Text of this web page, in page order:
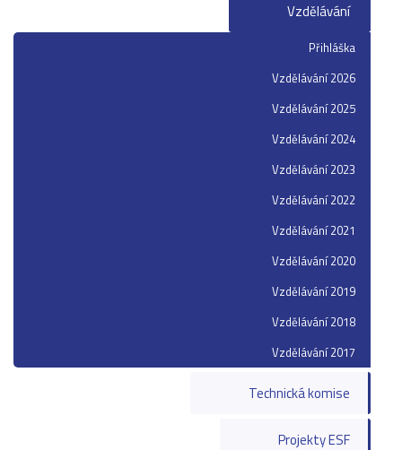
Vzdělávání
Přihláška
Vzdělávání 2026
Vzdělávání 2025
Vzdělávání 2024
Vzdělávání 2023
Vzdělávání 2022
Vzdělávání 2021
Vzdělávání 2020
Vzdělávání 2019
Vzdělávání 2018
Vzdělávání 2017
Technická komise
Projekty ESF